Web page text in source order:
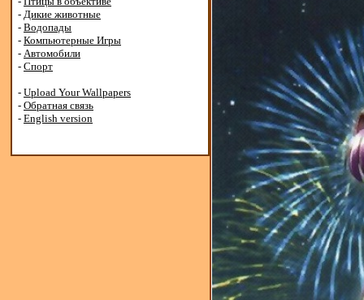
- Дикие животные
- Водопады
- Компьютерные Игры
- Автомобили
- Спорт
- Upload Your Wallpapers
- Обратная связь
- English version